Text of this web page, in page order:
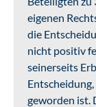
eigenen
die
nicht positiv
seinerseits
geworden ist.